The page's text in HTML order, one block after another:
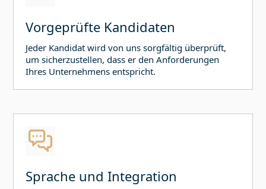
Vorgeprüfte Kandidaten
Jeder Kandidat wird von uns sorgfältig überprüft,
um sicherzustellen, dass er den Anforderungen
Ihres Unternehmens entspricht.
Sprache und Integration